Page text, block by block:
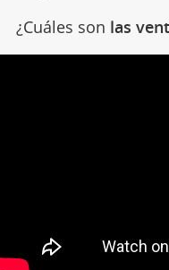
¿Cuáles son las